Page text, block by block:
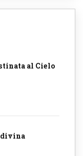
al Cielo